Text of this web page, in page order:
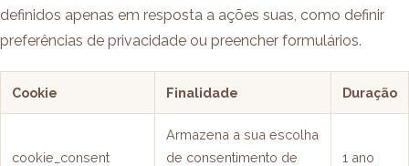
definidos apenas em resposta a ações suas, como definir
preferências de privacidade ou preencher formulários.
Cookie Finalidade Duração
cookie_consent
Armazena a sua escolha
de consentimento de
1 ano